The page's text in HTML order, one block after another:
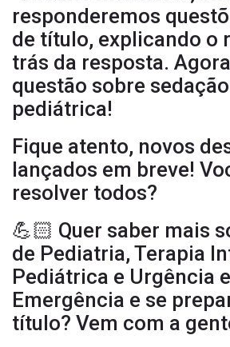
responderemos
de título, explicando o
trás da resposta.
questão sobre
pediátrica!
Fique atento, novos
lançados em breve!
resolver todos?
💪🏻 Quer saber mais
de Pediatria, Terapia
Pediátrica e Urgência e
Emergência e se
título? Vem com a